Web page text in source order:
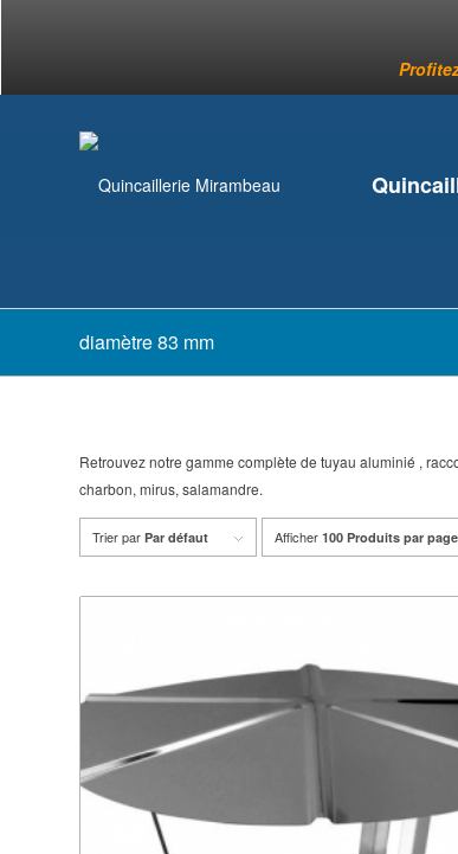
diamètre 83 mm
Retrouvez notre gamme complète de tuyau aluminié ,
charbon, mirus, salamandre.
Trier par Par défaut Afficher 100 Produits par page